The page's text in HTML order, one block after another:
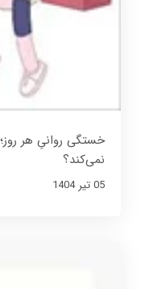
خستگی روانیِ هر
نمی‌کند؟
05 تير 1404